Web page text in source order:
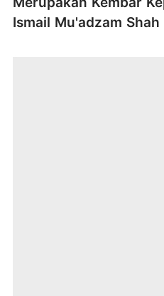
Ismail Mu'adzam Shah